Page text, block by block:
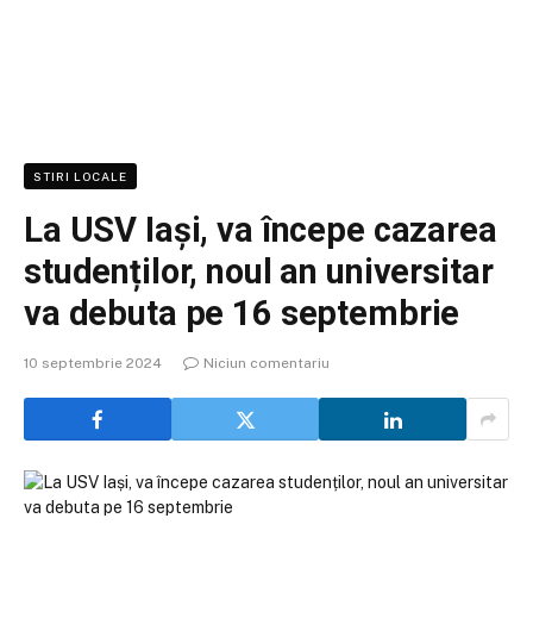
STIRI LOCALE
La USV Iași, va începe cazarea
studenților, noul an universitar
va debuta pe 16 septembrie
10 septembrie 2024 Niciun comentariu